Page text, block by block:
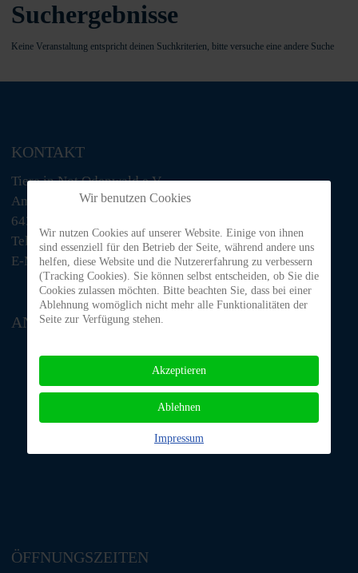
Suchergebnisse
Keine Veranstaltung entspricht deinen Suchkriterien, bitte versuche eine andere Suche
KONTAKT
Tiere in Not Odenwald e.V.
Am Morsberg 1
64385 Reichelsheim
Telefon: 06063 / 939 848
E-Mail: tino@tiere-in-not-odenwald.de
ANFAHRT
ÖFFNUNGSZEITEN
Wir benutzen Cookies
Wir nutzen Cookies auf unserer Website. Einige von ihnen
sind essenziell für den Betrieb der Seite, während andere uns
helfen, diese Website und die Nutzererfahrung zu verbessern
(Tracking Cookies). Sie können selbst entscheiden, ob Sie die
Cookies zulassen möchten. Bitte beachten Sie, dass bei einer
Ablehnung womöglich nicht mehr alle Funktionalitäten der
Seite zur Verfügung stehen.
Akzeptieren
Ablehnen
Impressum